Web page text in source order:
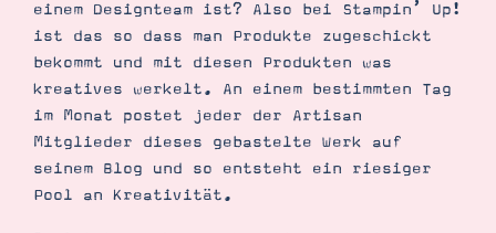
einem Designteam ist? Also bei Stampin’ Up!
ist das so dass man Produkte zugeschickt
bekommt und mit diesen Produkten was
kreatives werkelt. An einem bestimmten Tag
im Monat postet jeder der Artisan
Mitglieder dieses gebastelte Werk auf
seinem Blog und so entsteht ein riesiger
Pool an Kreativität.